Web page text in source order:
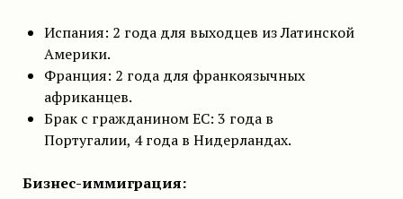
Испания: 2 года для выходцев из Латинской
Америки.
Франция: 2 года для франкоязычных
африканцев.
Брак с гражданином ЕС: 3 года в
Португалии, 4 года в Нидерландах.
Бизнес-иммиграция: